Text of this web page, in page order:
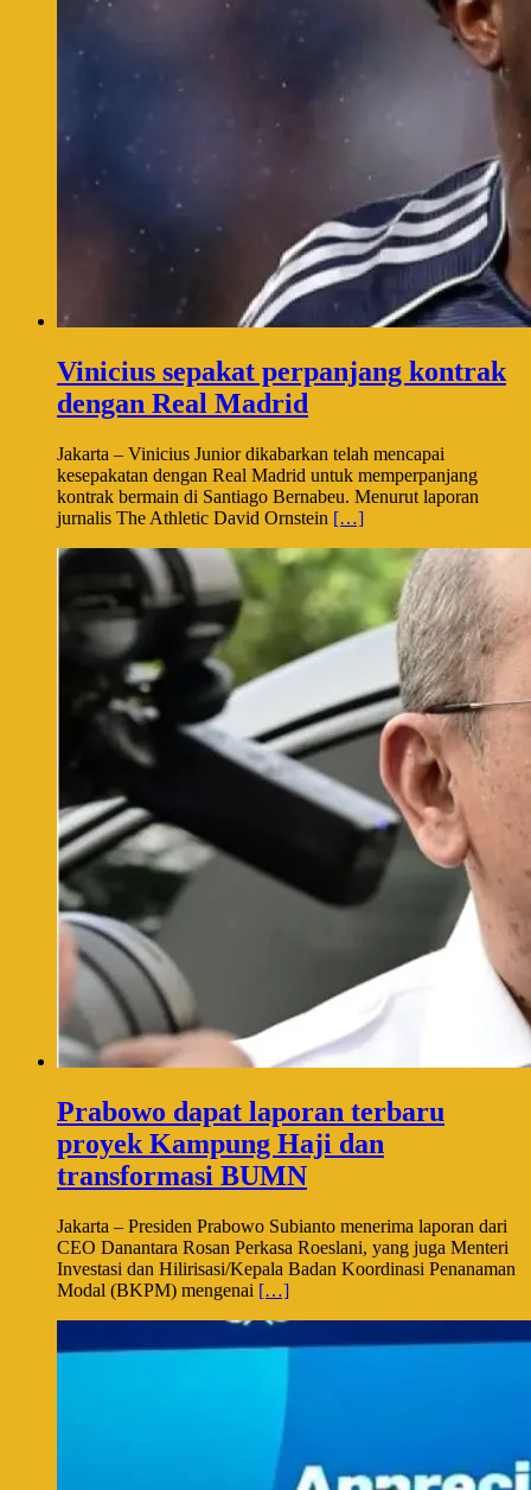
Vinicius sepakat perpanjang kontrak
dengan Real Madrid
Jakarta – Vinicius Junior dikabarkan telah mencapai
kesepakatan dengan Real Madrid untuk memperpanjang
kontrak bermain di Santiago Bernabeu. Menurut laporan
jurnalis The Athletic David Ornstein […]
Prabowo dapat laporan terbaru
proyek Kampung Haji dan
transformasi BUMN
Jakarta – Presiden Prabowo Subianto menerima laporan dari
CEO Danantara Rosan Perkasa Roeslani, yang juga Menteri
Investasi dan Hilirisasi/Kepala Badan Koordinasi Penanaman
Modal (BKPM) mengenai […]